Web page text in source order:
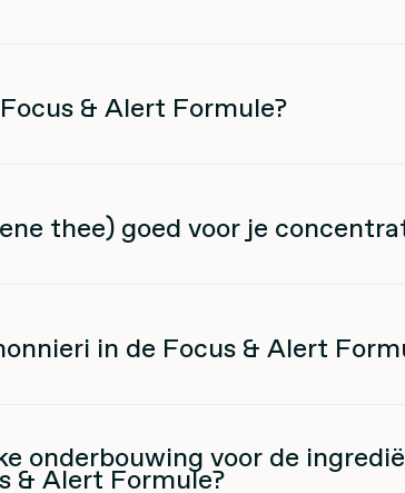
& Alert Formule?
thee) goed voor je
in de Focus & Alert
onderbouwing voor de
& Alert Formule?